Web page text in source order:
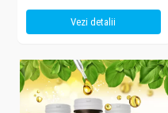
Vezi detalii